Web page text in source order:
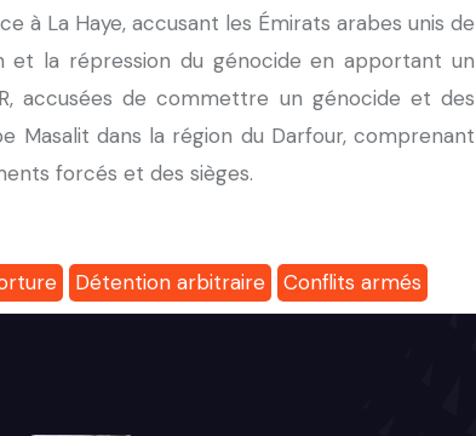
à La Haye, accusant les Émirats arabes unis de
et la répression du génocide en apportant un
accusées de commettre un génocide et des
Masalit dans la région du Darfour, comprenant
forcés et des sièges.
Détention arbitraire Conflits armés